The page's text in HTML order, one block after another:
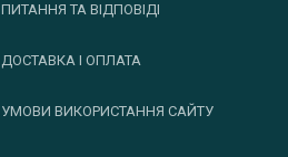
ПИТАННЯ ТА ВІДПОВІДІ
ДОСТАВКА І ОПЛАТА
УМОВИ ВИКОРИСТАННЯ САЙТУ